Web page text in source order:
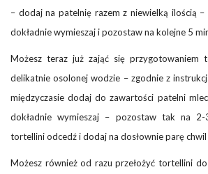
– dodaj na patelnię razem z niewielką ilością
dokładnie wymieszaj i pozostaw na kolejne 5
Możesz teraz już zająć się
delikatnie osolonej wodzie – zgodnie z
międzyczasie dodaj do zawartości patelni
dokładnie wymieszaj – pozostaw tak na
tortellini odcedź i dodaj na dosłownie parę chwil
Możesz również od razu przełożyć tortellini